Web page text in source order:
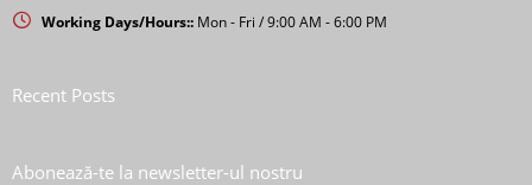
Working Days/Hours:: Mon - Fri / 9:00 AM - 6:00 PM
Recent Posts
Abonează-te la newsletter-ul nostru